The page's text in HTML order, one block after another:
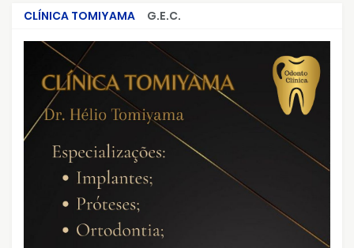
CLÍNICA TOMIYAMA
G.E.C.
CRIMES QUE ABALARAM O BRASIL